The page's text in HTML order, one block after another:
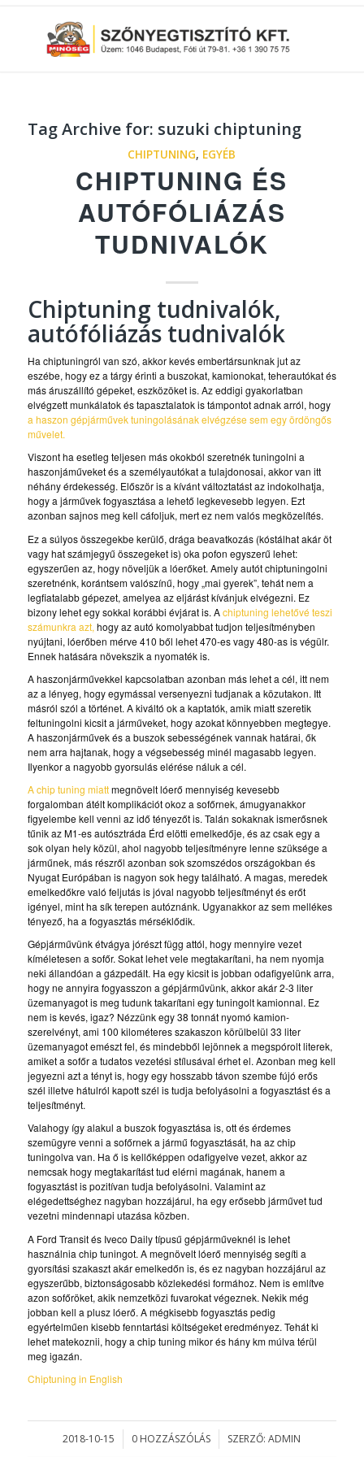
Tag Archive for: suzuki chiptuning
CHIPTUNING, EGYÉB
CHIPTUNING ÉS
AUTÓFÓLIÁZÁS
TUDNIVALÓK
Chiptuning tudnivalók,
autófóliázás tudnivalók
Ha chiptuningról van szó, akkor kevés embertársunknak jut az
eszébe, hogy ez a tárgy érinti a buszokat, kamionokat, teherautókat és
más áruszállító gépeket, eszközöket is. Az eddigi gyakorlatban
elvégzett munkálatok és tapasztalatok is támpontot adnak arról, hogy
a haszon gépjárművek tuningolásának elvégzése sem egy ördöngős
művelet.
Viszont ha esetleg teljesen más okokból szeretnék tuningolni a
haszonjáműveket és a személyautókat a tulajdonosai, akkor van itt
néhány érdekesség. Először is a kívánt változtatást az indokolhatja,
hogy a járművek fogyasztása a lehető legkevesebb legyen. Ezt
azonban sajnos meg kell cáfoljuk, mert ez nem valós megközelítés.
Ez a súlyos összegekbe kerülő, drága beavatkozás (kóstálhat akár öt
vagy hat számjegyű összegeket is) oka pofon egyszerű lehet:
egyszerűen az, hogy növeljük a lóerőket. Amely autót chiptuningolni
szeretnénk, korántsem valószínű, hogy „mai gyerek”, tehát nem a
legfiatalabb gépezet, amelyea az eljárást kívánjuk elvégezni. Ez
bizony lehet egy sokkal korábbi évjárat is. Achiptuning lehetővé teszi
számunkra azt, hogy az autó komolyabbat tudjon teljesítményben
nyújtani, lóerőben mérve 410 ből lehet 470-es vagy 480-as is végülr.
Ennek hatására növekszik a nyomaték is.
A haszonjárművekkel kapcsolatban azonban más lehet a cél, itt nem
az a lényeg, hogy egymással versenyezni tudjanak a közutakon. Itt
másról szól a történet. A kiváltó ok a kaptatók, amik miatt szeretik
feltuningolni kicsit a járműveket, hogy azokat könnyebben megtegye.
A haszonjárművek és a buszok sebességének vannak határai, ők
nem arra hajtanak, hogy a végsebesség minél magasabb legyen.
Ilyenkor a nagyobb gyorsulás elérése náluk a cél.
A chip tuning miattmegnövelt lóerő mennyiség kevesebb
forgalomban átélt komplikációt okoz a sofőrnek, ámugyanakkor
figyelembe kell venni az idő tényezőt is. Talán sokaknak ismerősnek
tűnik az M1-es autósztráda Érd elötti emelkedője, és az csak egy a
sok olyan hely közül, ahol nagyobb teljesítményre lenne szüksége a
járműnek, más részről azonban sok szomszédos országokban és
Nyugat Európában is nagyon sok hegy található. A magas, meredek
emelkedőkre való feljutás is jóval nagyobb teljesítményt és erőt
igényel, mint ha sík terepen autóznánk. Ugyanakkor az sem mellékes
tényező, ha a fogyasztás mérséklődik.
Gépjárművünk étvágya jórészt függ attól, hogy mennyire vezet
kíméletesen a sofőr. Sokat lehet vele megtakarítani, ha nem nyomja
neki állandóan a gázpedált. Ha egy kicsit is jobban odafigyelünk arra,
hogy ne annyira fogyasszon a gépjárművünk, akkor akár 2-3 liter
üzemanyagot is meg tudunk takarítani egy tuningolt kamionnal. Ez
nem is kevés, igaz? Nézzünk egy 38 tonnát nyomó kamion-
szerelvényt, ami 100 kilométeres szakaszon körülbelül 33 liter
üzemanyagot emészt fel, és mindebből lejönnek a megspórolt literek,
amiket a sofőr a tudatos vezetési stílusával érhet el. Azonban meg kell
jegyezni azt a tényt is, hogy egy hosszabb távon szembe fújó erős
szél illetve hátulról kapott szél is tudja befolyásolni a fogyasztást és a
teljesítményt.
Valahogy így alakul a buszok fogyasztása is, ott és érdemes
szemügyre venni a sofőrnek a jármű fogyasztását, ha az chip
tuningolva van. Ha ő is kellőképpen odafigyelve vezet, akkor az
nemcsak hogy megtakarítást tud elérni magának, hanem a
fogyasztást is pozitívan tudja befolyásolni. Valamint az
elégedettséghez nagyban hozzájárul, ha egy erősebb járművet tud
vezetni mindennapi utazása közben.
A Ford Transit és Iveco Daily típusű gépjárműveknél is lehet
használnia chip tuningot. A megnövelt lóerő mennyiség segíti a
gyorsítási szakaszt akár emelkedőn is, és ez nagyban hozzájárul az
egyszerűbb, biztonságosabb közlekedési formához. Nem is említve
azon sofőröket, akik nemzetközi fuvarokat végeznek. Nekik még
jobban kell a plusz lóerő. A mégkisebb fogyasztás pedig
egyértelműen kisebb fenntartási költségeket eredményez. Tehát ki
lehet matekoznii, hogy a chip tuning mikor és hány km múlva térül
meg igazán.
Chiptuning in English
2018-10-15
/ 0 HOZZÁSZÓLÁS
/ SZERZŐ:ADMIN